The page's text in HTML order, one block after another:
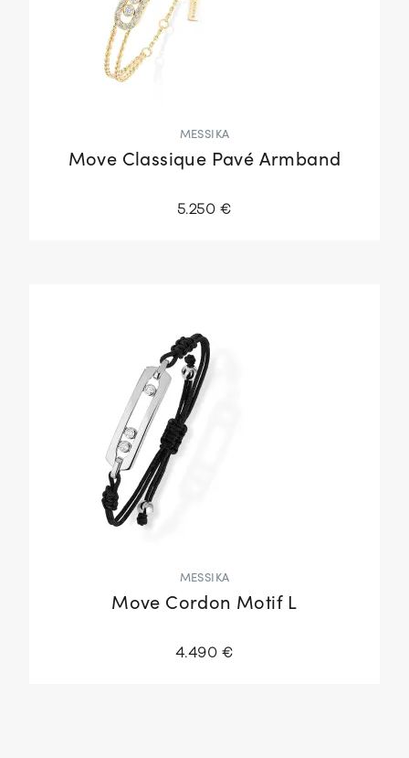
MESSIKA
Move Classique Pavé Armband
5.250 €
MESSIKA
Move Cordon Motif L
4.490 €